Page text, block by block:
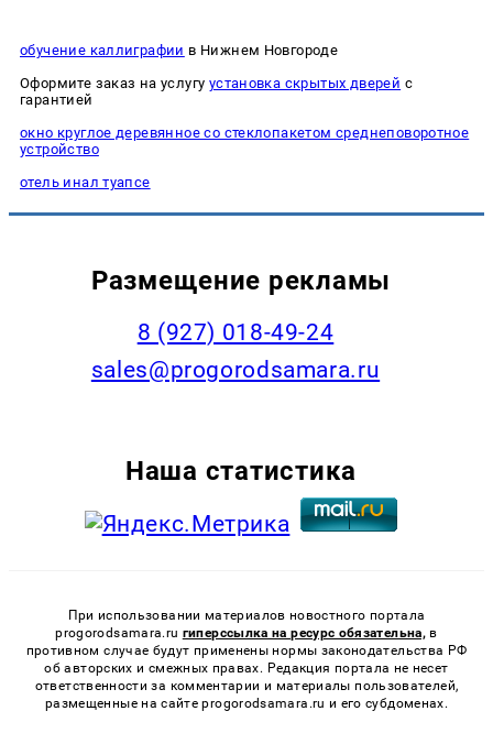
обучение каллиграфии в Нижнем Новгороде
Оформите заказ на услугу установка скрытых дверей с
гарантией
окно круглое деревянное со стеклопакетом среднеповоротное
устройство
отель инал туапсе
Размещение рекламы
8 (927) 018-49-24
sales@progorodsamara.ru
Наша статистика
При использовании материалов новостного портала
progorodsamara.ru гиперссылка на ресурс обязательна, в
противном случае будут применены нормы законодательства РФ
об авторских и смежных правах. Редакция портала не несет
ответственности за комментарии и материалы пользователей,
размещенные на сайте progorodsamara.ru и его субдоменах.